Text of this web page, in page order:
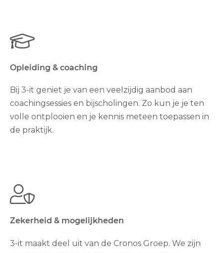
Opleiding & coaching
Bij 3-it geniet je van een veelzijdig aanbod aan
coachingsessies en bijscholingen. Zo kun je je ten
volle ontplooien en je kennis meteen toepassen in
de praktijk.
Zekerheid & mogelijkheden
3-it maakt deel uit van de Cronos Groep. We zijn